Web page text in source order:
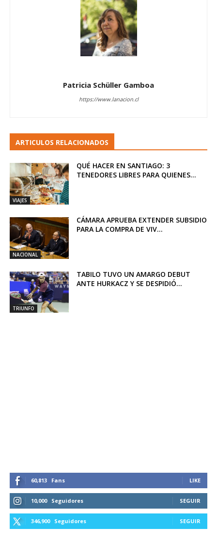
Patricia Schüller Gamboa
https://www.lanacion.cl
ARTICULOS RELACIONADOS
VIAJES
QUÉ HACER EN SANTIAGO: 3
TENEDORES LIBRES PARA QUIENES...
NACIONAL
CÁMARA APRUEBA EXTENDER SUBSIDIO
PARA LA COMPRA DE VIV...
TRIUNFO
TABILO TUVO UN AMARGO DEBUT
ANTE HURKACZ Y SE DESPIDIÓ...
60,813 Fans LIKE
10,000 Seguidores SEGUIR
346,900 Seguidores SEGUIR